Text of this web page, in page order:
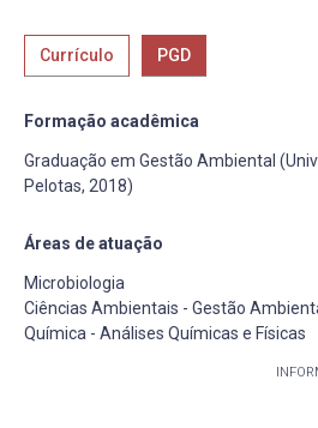
Currículo PGD
Formação acadêmica
Graduação em Gestão Ambiental
Pelotas, 2018)
Áreas de atuação
Microbiologia
Ciências Ambientais - Gestão
Química - Análises Químicas e Físicas